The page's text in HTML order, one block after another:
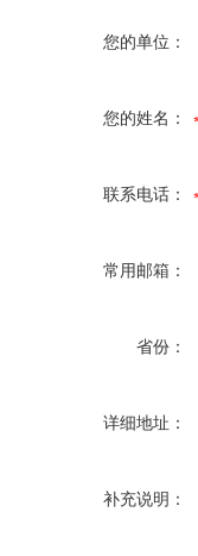
您的单位：
您的姓名：
联系电话：
常用邮箱：
省份：
详细地址：
补充说明：